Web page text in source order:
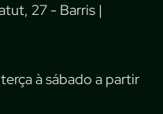
27 - Barris |
à sábado a partir